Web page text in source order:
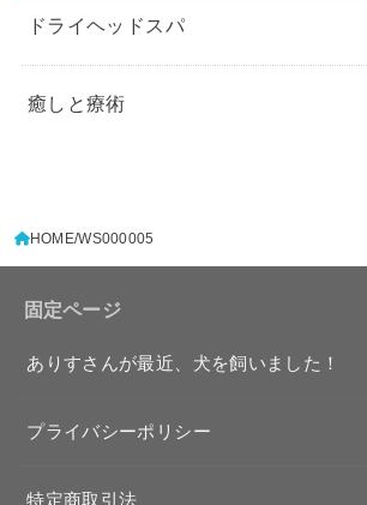
ドライヘッドスパ
癒しと療術
HOME WS000005
固定ページ
ありすさんが最近、犬を飼いました！
プライバシーポリシー
特定商取引法